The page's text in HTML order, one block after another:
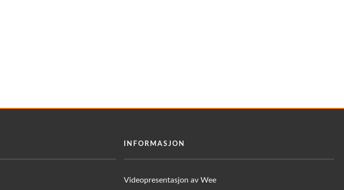
INFORMASJON
Videopresentasjon av Wee